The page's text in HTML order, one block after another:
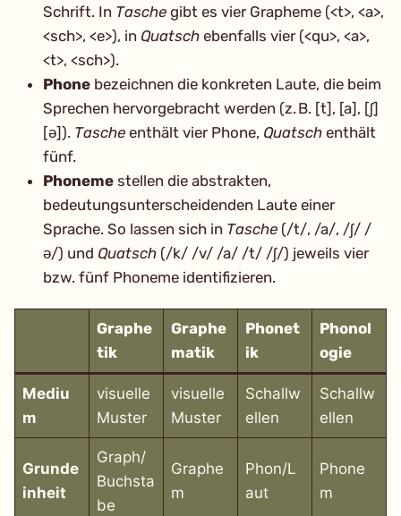
Schrift. In Tasche gibt es vier Grapheme (<t>, <a>,
<sch>, <e>), in Quatsch ebenfalls vier (<qu>, <a>,
<t>, <sch>).
Phone bezeichnen die konkreten Laute, die beim
Sprechen hervorgebracht werden (z. B. [t], [a], [ʃ]
[ə]). Tasche enthält vier Phone, Quatsch enthält
fünf.
Phoneme stellen die abstrakten,
bedeutungsunterscheidenden Laute einer
Sprache. So lassen sich in Tasche (/t/, /a/, /ʃ/ /
ə/) und Quatsch (/k/ /v/ /a/ /t/ /ʃ/) jeweils vier
bzw. fünf Phoneme identifizieren.
Graphe
tik
Graphe
matik
Phonet
ik
Phonol
ogie
Mediu
m
visuelle
Muster
visuelle
Muster
Schallw
ellen
Schallw
ellen
Grunde
inheit
Graph/
Buchsta
be
Graphe
m
Phon/L
aut
Phone
m